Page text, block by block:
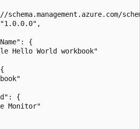
schema.management.azure.com/
{
Hello World workbook"
{
Monitor"